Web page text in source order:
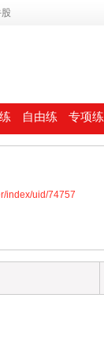
自由练 专项练
index/uid/74757